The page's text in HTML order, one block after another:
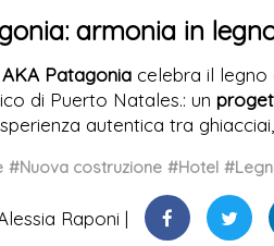
armonia in
AKA Patagonia celebra il legno
di Puerto Natales.: un
autentica tra
#Nuova costruzione #Hotel
Raponi